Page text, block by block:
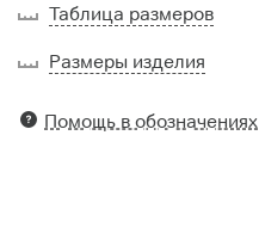
Таблица размеров
Размеры изделия
Помощь в обозначениях